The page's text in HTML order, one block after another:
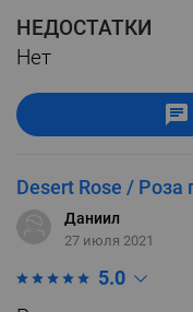
НЕДОСТАТКИ
Нет
Desert Rose / Роза
Даниил
27 июля 2021
5.0